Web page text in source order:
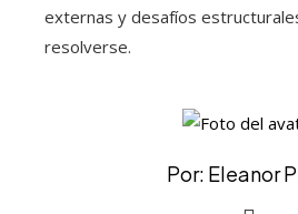
externas y desafíos
resolverse.
Por: Eleanor